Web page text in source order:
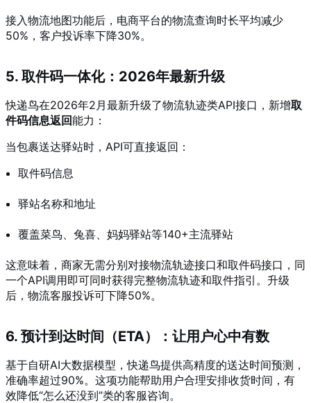
接入物流地图功能后，电商平台的物流查询时长平均减少
50%，客户投诉率下降30%。
5. 取件码一体化：2026年最新升级
快递鸟在2026年2月最新升级了物流轨迹类API接口，新增取
件码信息返回能力：
当包裹送达驿站时，API可直接返回：
取件码信息
驿站名称和地址
覆盖菜鸟、兔喜、妈妈驿站等140+主流驿站
这意味着，商家无需分别对接物流轨迹接口和取件码接口，同
一个API调用即可同时获得完整物流轨迹和取件指引。升级
后，物流客服投诉可下降50%。
6. 预计到达时间（ETA）：让用户心中有数
基于自研AI大数据模型，快递鸟提供高精度的送达时间预测，
准确率超过90%。这项功能帮助用户合理安排收货时间，有
效降低“怎么还没到”类的客服咨询。